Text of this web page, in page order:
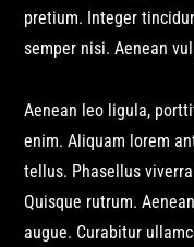
pretium. Integer
semper nisi. Aenean
Aenean leo ligula,
enim. Aliquam lorem
tellus. Phasellus
Quisque rutrum.
augue. Curabitur